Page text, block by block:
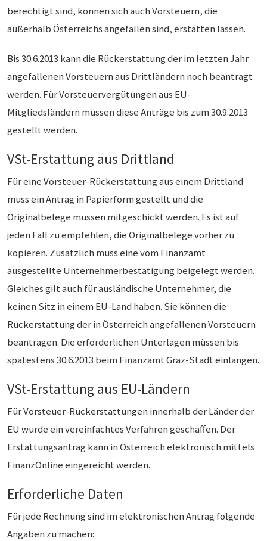
berechtigt sind, können sich auch Vorsteuern, die
außerhalb Österreichs angefallen sind, erstatten lassen.
Bis 30.6.2013 kann die Rückerstattung der im letzten Jahr
angefallenen Vorsteuern aus Drittländern noch beantragt
werden. Für Vorsteuervergütungen aus EU-
Mitgliedsländern müssen diese Anträge bis zum 30.9.2013
gestellt werden.
VSt-Erstattung aus Drittland
Für eine Vorsteuer-Rückerstattung aus einem Drittland
muss ein Antrag in Papierform gestellt und die
Originalbelege müssen mitgeschickt werden. Es ist auf
jeden Fall zu empfehlen, die Originalbelege vorher zu
kopieren. Zusätzlich muss eine vom Finanzamt
ausgestellte Unternehmerbestätigung beigelegt werden.
Gleiches gilt auch für ausländische Unternehmer, die
keinen Sitz in einem EU-Land haben. Sie können die
Rückerstattung der in Österreich angefallenen Vorsteuern
beantragen. Die erforderlichen Unterlagen müssen bis
spätestens 30.6.2013 beim Finanzamt Graz-Stadt einlangen.
VSt-Erstattung aus EU-Ländern
Für Vorsteuer-Rückerstattungen innerhalb der Länder der
EU wurde ein vereinfachtes Verfahren geschaffen. Der
Erstattungsantrag kann in Österreich elektronisch mittels
FinanzOnline eingereicht werden.
Erforderliche Daten
Für jede Rechnung sind im elektronischen Antrag folgende
Angaben zu machen: